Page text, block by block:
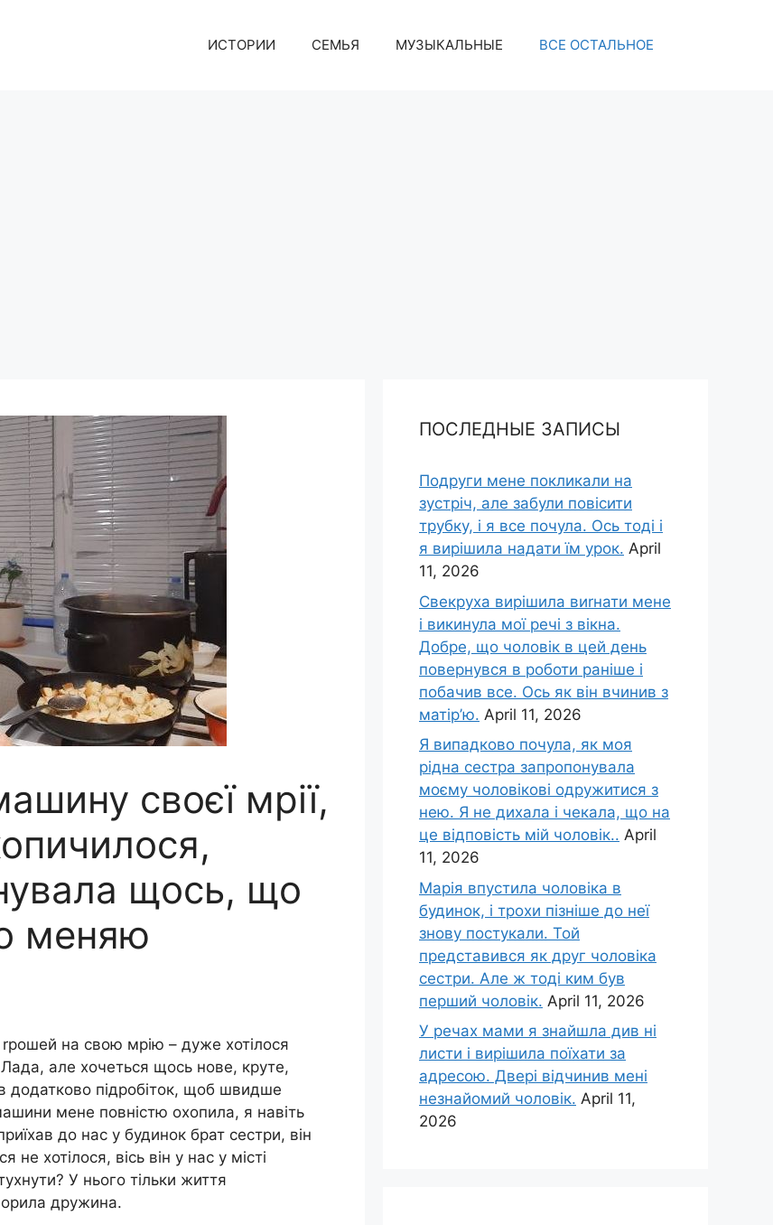
ИСТОРИИ СЕМЬЯ МУЗЫКАЛЬНЫЕ ВСЕ ОСТАЛЬНОЕ
своєї мрії,
щось, що
меняю
на свою мрію – дуже хотілося
але хочеться щось нове, круте,
додатково підробіток, щоб швидше
мене повністю охопила, я навіть
до нас у будинок брат сестри, він
хотілося, вісь він у нас у місті
У нього тільки життя
дружина.
ПОСЛЕДНЫЕ ЗАПИСЫ
Подруги мене покликали на
зустріч, але забули повісити
трубку, і я все почула. Ось тоді і
я вирішила надати їм урок. April
11, 2026
Свекруха вирішила виrнати мене
і викинула мої речі з вікна.
Добре, що чоловік в цей день
повернувся в роботи раніше і
побачив все. Ось як він вчинив з
матір’ю. April 11, 2026
Я випадково почула, як моя
рідна сестра запропонувала
моєму чоловікові одружитися з
нею. Я не дихала і чекала, що на
це відповість мій чоловік.. April
11, 2026
Марія впустила чоловіка в
будинок, і трохи пізніше до неї
знову постукали. Той
представився як друг чоловіка
сестри. Але ж тоді ким був
перший чоловік. April 11, 2026
У речах мами я знайшла див ні
листи і вирішила поїхати за
адресою. Двері відчинив мені
незнайомий чоловік. April 11,
2026